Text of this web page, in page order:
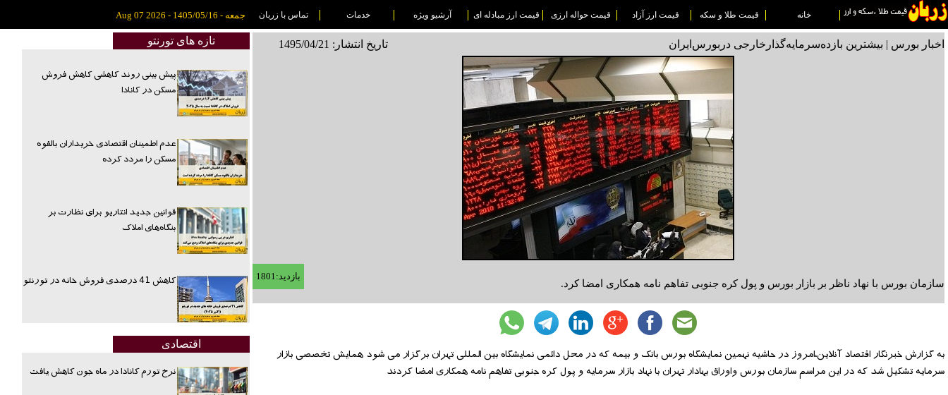
خانه قیمت طلا و سکه قیمت ارز آزاد قیمت حواله ارزی قیمت ارز مبادله ای آرشیو ویژه خدمات تماس با زربان جمعه - 1405/05/16 - Aug 07 2026
اخبار بورس | بیشترین بازده‌سرمایه‌گذار‌خارجی دربورس‌ایران تاریخ انتشار: 1495/04/21
سازمان بورس با نهاد ناظر بر بازار بورس و پول کره جنوبی تفاهم نامه همکاری امضا کرد.
بازدید:1801
به گزارش خبرنگار اقتصاد آنلاین،امروز در حاشیه نهمین نمایشگاه بورس بانک و بیمه که در محل دائمی نمایشگاه بین المللی تهران برگزار می شود همایش تخصصی بازار
سرمایه تشکیل شد که در این مراسم سازمان بورس واوراق بهادار تهران با نهاد بازار سرمایه و پول کره جنوبی تفاهم نامه همکاری امضا کردند
تازه های تورنتو
پیش بینی روند کاهشی کاهش فروش
مسکن در کانادا
عدم اطمینان اقتصادی خریداران بالقوه
مسکن را مردد کرده
قوانین جدید انتاریو برای نظارت بر
بنگاه‌های املاک
کاهش 41 درصدی فروش خانه در تورنتو
اقتصادی
نرخ تورم کانادا در ماه جون کاهش یافت